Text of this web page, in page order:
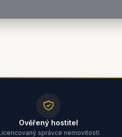
Ověřený hostitel
správce nemovitostí